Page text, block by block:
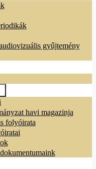
gyűjtemény
havi magazinja
folyóirata